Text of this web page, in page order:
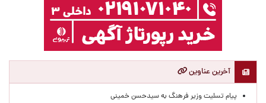
آخرین عناوین
پیام تسلیت وزیر فرهنگ به سیدحسن خمینی